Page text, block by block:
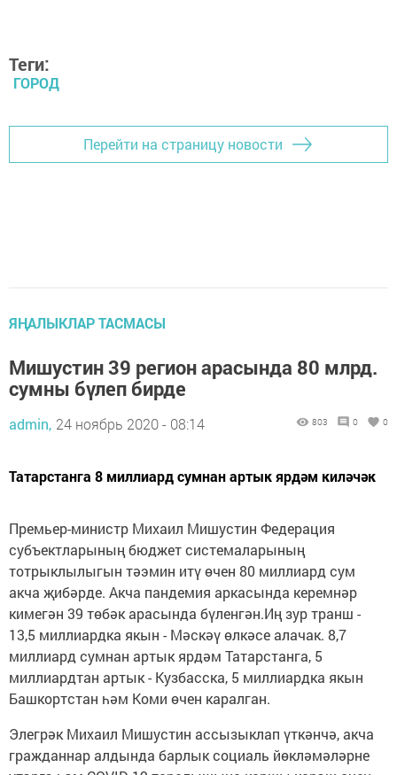
Теги:
ГОРОД
Перейти на страницу новости
ЯҢАЛЫКЛАР ТАСМАСЫ
Мишустин 39 регион арасында 80 млрд.
сумны бүлеп бирде
admin, 24 ноябрь 2020 - 08:14 803 0 0
Татарстанга 8 миллиард сумнан артык ярдәм киләчәк
Премьер-министр Михаил Мишустин Федерация
субъектларының бюджет системаларының
тотрыклылыгын тәэмин итү өчен 80 миллиард сум
акча җибәрде. Акча пандемия аркасында керемнәр
кимегән 39 төбәк арасында бүленгән.Иң зур транш -
13,5 миллиардка якын - Мәскәү өлкәсе алачак. 8,7
миллиард сумнан артык ярдәм Татарстанга, 5
миллиардтан артык - Кузбасска, 5 миллиардка якын
Башкортстан һәм Коми өчен каралган.
Элегрәк Михаил Мишустин ассызыклап үткәнчә, акча
гражданнар алдында барлык социаль йөкләмәләрне